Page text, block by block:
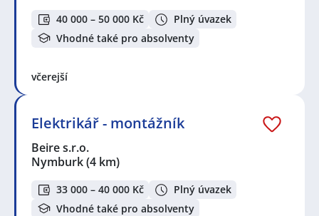
40 000 – 50 000 Kč
Plný úvazek
Vhodné také pro absolventy
včerejší
Elektrikář - montážník
Beire s.r.o.
Nymburk(4 km)
33 000 – 40 000 Kč
Plný úvazek
Vhodné také pro absolventy